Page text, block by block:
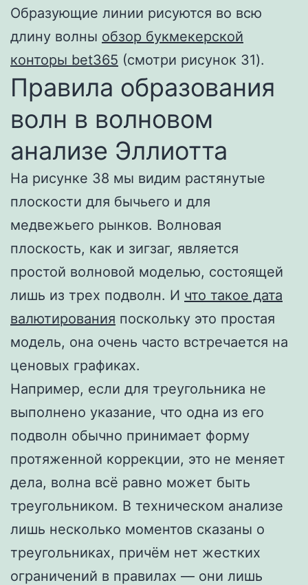
Образующие линии рисуются во всю
длину волны обзор букмекерской
конторы bet365 (смотри рисунок 31).
Правила образования
волн в волновом
анализе Эллиотта
На рисунке 38 мы видим растянутые
плоскости для бычьего и для
медвежьего рынков. Волновая
плоскость, как и зигзаг, является
простой волновой моделью, состоящей
лишь из трех подволн. И что такое дата
валютирования поскольку это простая
модель, она очень часто встречается на
ценовых графиках.
Например, если для треугольника не
выполнено указание, что одна из его
подволн обычно принимает форму
протяженной коррекции, это не меняет
дела, волна всё равно может быть
треугольником. В техническом анализе
лишь несколько моментов сказаны о
треугольниках, причём нет жестких
ограничений в правилах — они лишь